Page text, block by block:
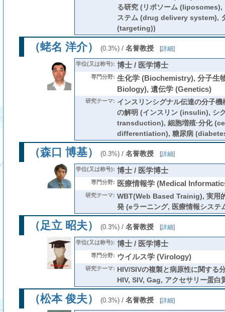
る研究 (リポソーム (liposomes),
ステム (drug delivery system),
(targeting))
（蛯名 洋介） (0.3%)/ 名誉教授 [詳細]
学位(又は称号): 博士 / 医学博士
専門分野: 生化学 (Biochemistry), 分子生
Biology), 遺伝学 (Genetics)
研究テーマ: インスリンシグナル伝達の分子
の解明 (インスリン (insulin), シ
transduction), 細胞増殖·分化
differentiation), 糖尿病
（森口 博基） (0.3%)/ 名誉教授 [詳細]
学位(又は称号): 博士 / 医学博士
専門分野: 医療情報学 (Medical
研究テーマ: WBT(Web Based Trainig), 実用
発 (eラーニング, 医療情報システ
（足立 昭夫） (0.3%)/ 名誉教授 [詳細]
学位(又は称号): 博士 / 医学博士
専門分野: ウイルス学 (Virology)
研究テーマ: HIV/SIVの複製と病原性に関する
HIV, SIV, Gag, アクセサリー蛋白
（松本 俊夫） (0.3%)/ 名誉教授 [詳細]